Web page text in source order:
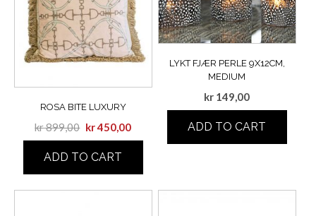
ROSA BITE LUXURY
kr899,00 kr450,00
ADD TO CART
LYKT FJÆR PERLE 9X12CM,
MEDIUM
kr 149,00
ADD TO CART